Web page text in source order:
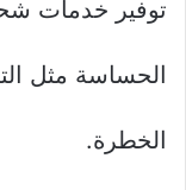
توفير خدمات
الحساسة مثل
الخطرة.